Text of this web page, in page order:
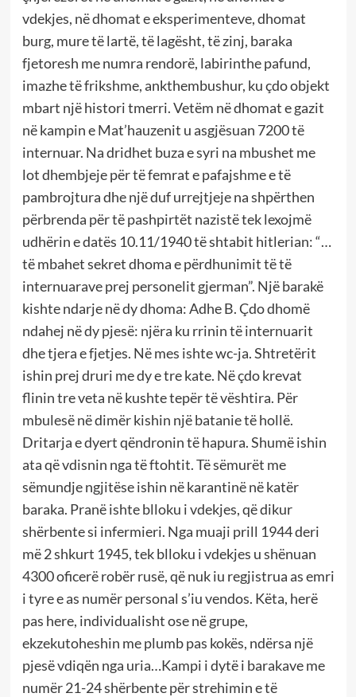
vdekjes, në dhomat e eksperimenteve, dhomat
burg, mure të lartë, të lagësht, të zinj, baraka
fjetoresh me numra rendorë, labirinthe pafund,
imazhe të frikshme, ankthembushur, ku çdo objekt
mbart një histori tmerri. Vetëm në dhomat e gazit
në kampin e Mat’hauzenit u asgjësuan 7200 të
internuar. Na dridhet buza e syri na mbushet me
lot dhembjeje për të femrat e pafajshme e të
pambrojtura dhe një duf urrejtjeje na shpërthen
përbrenda për të pashpirtët nazistë tek lexojmë
udhërin e datës 10.11/1940 të shtabit hitlerian: “…
të mbahet sekret dhoma e përdhunimit të të
internuarave prej personelit gjerman”. Një barakë
kishte ndarje në dy dhoma: Adhe B. Çdo dhomë
ndahej në dy pjesë: njëra ku rrinin të internuarit
dhe tjera e fjetjes. Në mes ishte wc-ja. Shtretërit
ishin prej druri me dy e tre kate. Në çdo krevat
flinin tre veta në kushte tepër të vështira. Për
mbulesë në dimër kishin një batanie të hollë.
Dritarja e dyert qëndronin të hapura. Shumë ishin
ata që vdisnin nga të ftohtit. Të sëmurët me
sëmundje ngjitëse ishin në karantinë në katër
baraka. Pranë ishte blloku i vdekjes, që dikur
shërbente si infermieri. Nga muaji prill 1944 deri
më 2 shkurt 1945, tek blloku i vdekjes u shënuan
4300 oficerë robër rusë, që nuk iu regjistrua as emri
i tyre e as numër personal s’iu vendos. Këta, herë
pas here, individualisht ose në grupe,
ekzekutoheshin me plumb pas kokës, ndërsa një
pjesë vdiqën nga uria…Kampi i dytë i barakave me
numër 21-24 shërbente për strehimin e të